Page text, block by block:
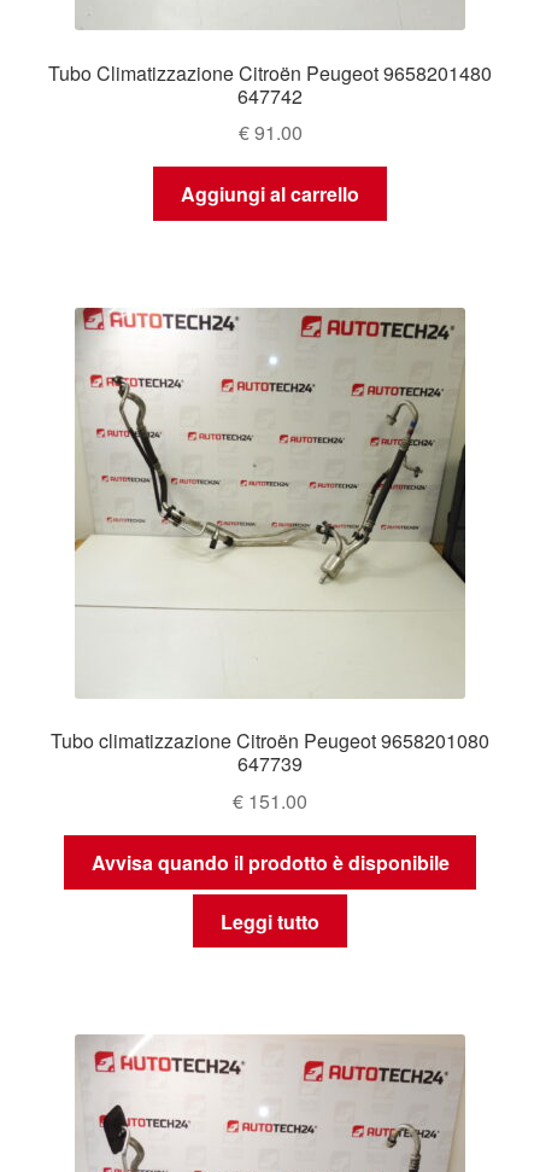
Tubo Climatizzazione Citroën Peugeot 9658201480
647742
€91.00
Aggiungi al carrello
Tubo climatizzazione Citroën Peugeot 9658201080
647739
€ 151.00
Avvisa quando il prodotto è disponibile
Leggi tutto